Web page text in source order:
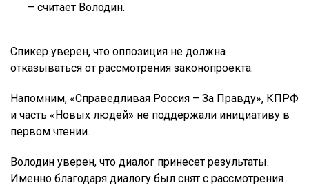
– считает Володин.
Спикер уверен, что оппозиция не должна
отказываться от рассмотрения законопроекта.
Напомним, «Справедливая Россия – За Правду», КПРФ
и часть «Новых людей» не поддержали инициативу в
первом чтении.
Володин уверен, что диалог принесет результаты.
Именно благодаря диалогу был снят с рассмотрения